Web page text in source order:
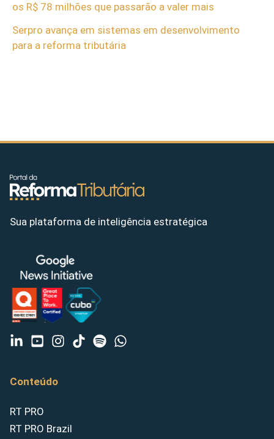
os R$ 78 milhões que passarão a valer mais
Serpro avança em sistemas em desenvolvimento
para a reforma tributária
Sua plataforma de inteligência estratégica
Conteúdo
RT PRO
RT PRO Brazil